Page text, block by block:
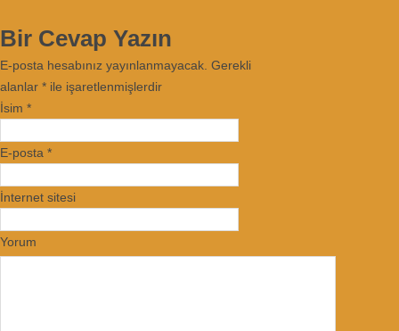
Bir Cevap Yazın
E-posta hesabınız yayınlanmayacak. Gerekli
alanlar * ile işaretlenmişlerdir
İsim *
E-posta *
İnternet sitesi
Yorum